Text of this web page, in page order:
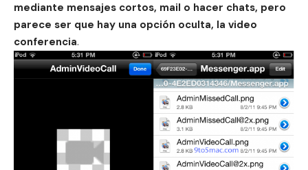
mediante mensajes cortos, mail o hacer chats, pero
parece ser que hay una opción oculta, la video
conferencia.